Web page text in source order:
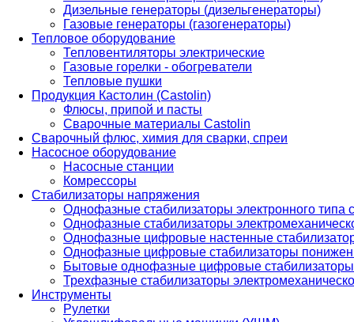
Дизельные генераторы (дизельгенераторы)
Газовые генераторы (газогенераторы)
Тепловое оборудование
Тепловентиляторы электрические
Газовые горелки - обогреватели
Тепловые пушки
Продукция Кастолин (Castolin)
Флюсы, припой и пасты
Сварочные материалы Castolin
Сварочный флюс, химия для сварки, спреи
Насосное оборудование
Насосные станции
Комрессоры
Стабилизаторы напряжения
Однофазные стабилизаторы электронного
Однофазные стабилизаторы
Однофазные цифровые настенные
Однофазные цифровые стабилизаторы
Бытовые однофазные цифровые стабилизаторы
Трехфазные стабилизаторы
Инструменты
Рулетки